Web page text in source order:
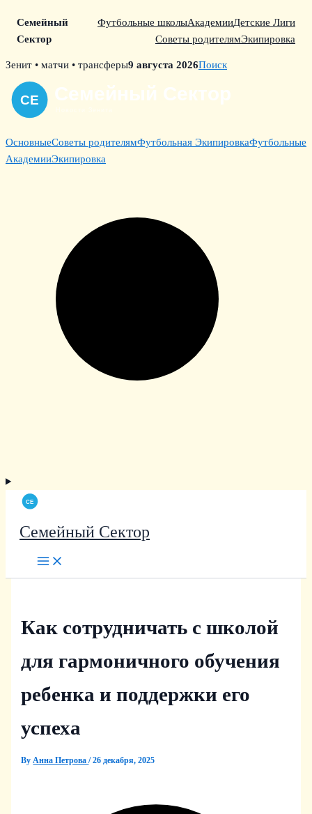
Семейный
Сектор
Футбольные школыАкадемииДетские Лиги
Советы родителямЭкипировка
Skip
content
Зенит • матчи • трансферы9 августа 2026Поиск
ОсновныеСоветы родителямФутбольная ЭкипировкаФутбольные
АкадемииЭкипировка
Семейный Сектор
Как сотрудничать с школой
для гармоничного обучения
ребенка и поддержки его
успеха
ByАнна Петрова/26 декабря, 2025